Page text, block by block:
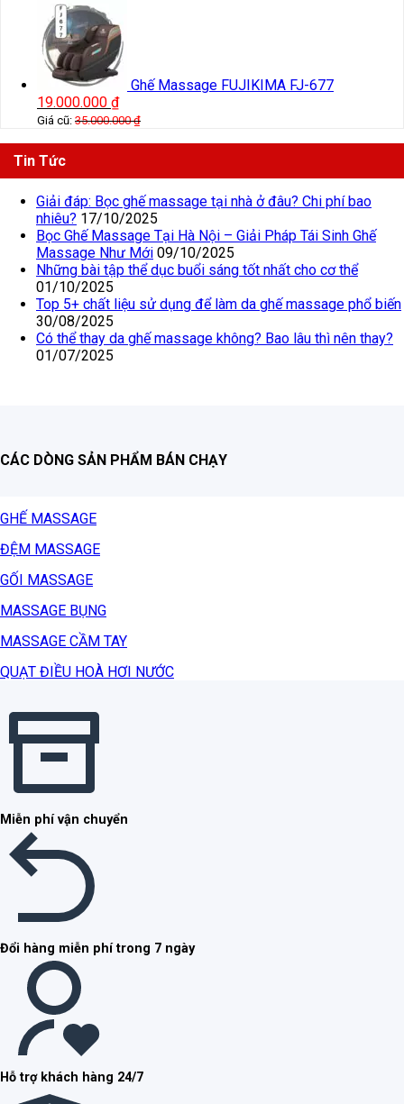
Ghế Massage FUJIKIMA FJ-677
19.000.000 ₫
Giá cũ: 35.000.000₫
Tin Tức
Giải đáp: Bọc ghế massage tại nhà ở đâu? Chi phí bao
nhiêu? 17/10/2025
Bọc Ghế Massage Tại Hà Nội – Giải Pháp Tái Sinh Ghế
Massage Như Mới 09/10/2025
Những bài tập thể dục buổi sáng tốt nhất cho cơ thể
01/10/2025
Top 5+ chất liệu sử dụng để làm da ghế massage phổ biến
30/08/2025
Có thể thay da ghế massage không? Bao lâu thì nên thay?
01/07/2025
CÁC DÒNG SẢN PHẨM BÁN CHẠY
GHẾ MASSAGE
ĐỆM MASSAGE
GỐI MASSAGE
MASSAGE BỤNG
MASSAGE CẦM TAY
QUẠT ĐIỀU HOÀ HƠI NƯỚC
Miễn phí vận chuyển
Đổi hàng miễn phí trong 7 ngày
Hỗ trợ khách hàng 24/7